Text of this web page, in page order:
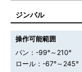
ジンバル
操作可能範囲
パン：-99°～210°
ロール：-67°～245°